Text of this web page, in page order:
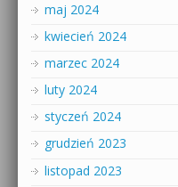
maj 2024
kwiecień 2024
marzec 2024
luty 2024
styczeń 2024
grudzień 2023
listopad 2023